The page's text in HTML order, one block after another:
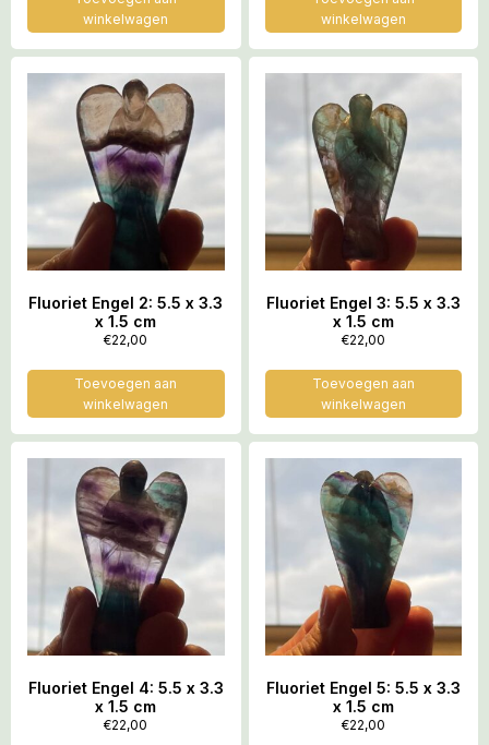
winkelwagen
winkelwagen
Fluoriet Engel 2: 5.5 x 3.3
x 1.5 cm
€22,00
Toevoegen aan
winkelwagen
Fluoriet Engel 3: 5.5 x 3.3
x 1.5 cm
€22,00
Toevoegen aan
winkelwagen
Fluoriet Engel 4: 5.5 x 3.3
x 1.5 cm
€22,00
Fluoriet Engel 5: 5.5 x 3.3
x 1.5 cm
€22,00